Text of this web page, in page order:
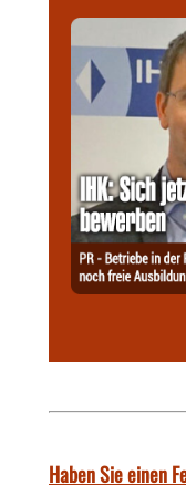
Haben Sie einen